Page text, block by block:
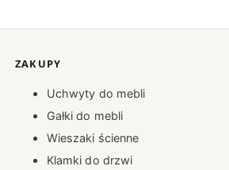
119,23 zł
137,82 zł
ZAKUPY
Uchwyty do mebli
Gałki do mebli
Wieszaki ścienne
Klamki do drzwi